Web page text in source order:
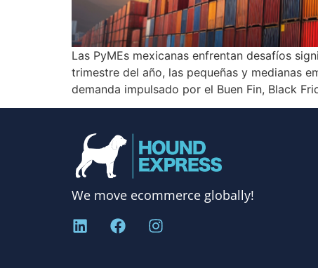
Las PyMEs mexicanas enfrentan desafíos
trimestre del año, las pequeñas y medianas
demanda impulsado por el Buen Fin, Black
We move ecommerce globally!